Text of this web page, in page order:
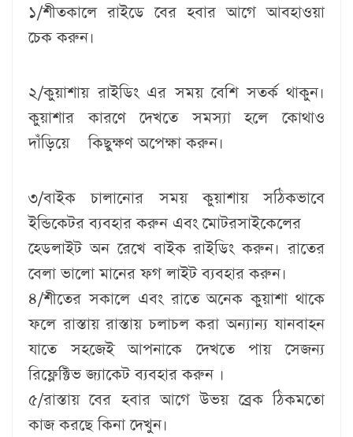
১/শীতকালে রাইডে বের হবার আগে আবহাওয়া
চেক করুন।
২/কুয়াশায় রাইডিং এর সময় বেশি সতর্ক থাকুন।
কুয়াশার কারণে দেখতে সমস্যা হলে কোথাও
দাঁড়িয়ে কিছুক্ষণ অপেক্ষা করুন।
৩/বাইক চালানোর সময় কুয়াশায় সঠিকভাবে
ইন্ডিকেটর ব্যবহার করুন এবং মোটরসাইকেলের
হেডলাইট অন রেখে বাইক রাইডিং করুন। রাতের
বেলা ভালো মানের ফগ লাইট ব্যবহার করুন।
৪/শীতের সকালে এবং রাতে অনেক কুয়াশা থাকে
ফলে রাস্তায় রাস্তায় চলাচল করা অন্যান্য যানবাহন
যাতে সহজেই আপনাকে দেখতে পায় সেজন্য
রিফ্লেক্টিভ জ্যাকেট ব্যবহার করুন ।
৫/রাস্তায় বের হবার আগে উভয় ব্রেক ঠিকমতো
কাজ করছে কিনা দেখুন।